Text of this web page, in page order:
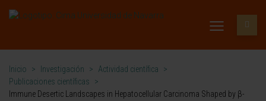
Inicio > Investigación > Actividad científica
>
Publicaciones científicas
>
Immune Desertic Landscapes in Hepatocellular Carcinoma Shaped by β-